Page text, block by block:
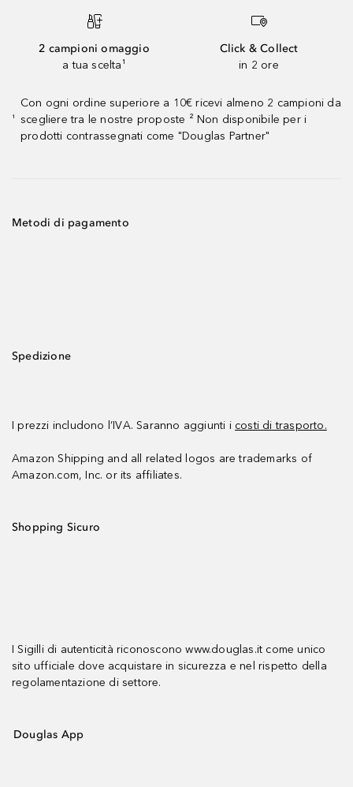
2 campioni omaggio
a tua scelta¹
Click & Collect
in 2 ore
¹
Con ogni ordine superiore a 10€ ricevi almeno 2 campioni da
scegliere tra le nostre proposte ² Non disponibile per i
prodotti contrassegnati come "Douglas Partner"
Metodi di pagamento
Spedizione
I prezzi includono l’IVA. Saranno aggiunti i costi di trasporto.
Amazon Shipping and all related logos are trademarks of
Amazon.com, Inc. or its affiliates.
Shopping Sicuro
I Sigilli di autenticità riconoscono www.douglas.it come unico
sito ufficiale dove acquistare in sicurezza e nel rispetto della
regolamentazione di settore.
Douglas App